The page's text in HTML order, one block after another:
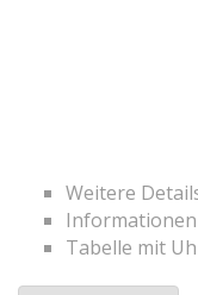
Weitere
Tabelle mit